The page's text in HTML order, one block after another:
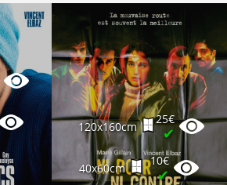
120x160cm
25€
✔
40x60cm
10€
✔